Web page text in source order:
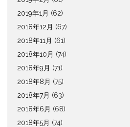
2019年1月 (62)
2018年12月 (67)
2018年11月 (61)
2018年10月 (74)
2018年9月 (71)
2018年8月 (75)
2018年7月 (63)
2018年6月 (68)
2018年5月 (74)